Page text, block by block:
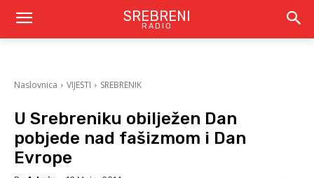
SREBRENI
RADIO
Naslovnica VIJESTI SREBRENIK
U Srebreniku obilježen Dan
pobjede nad fašizmom i Dan
Evrope